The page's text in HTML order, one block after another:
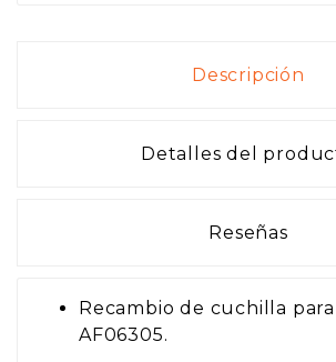
Descripción
Detalles del
Reseñas
Recambio de cuchilla
AF06305.